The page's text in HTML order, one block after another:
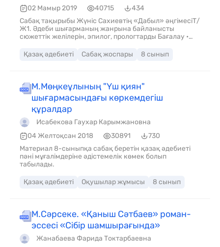
02 Мамыр 2019
40715
434
Сабақ тақырыбы Жүніс Сахиевтің «Дабыл» әңгімесіТ/
Ж1. Әдеби шығарманың жанрына байланысты
сюжеттік желілерін, эпилог, прологтарды Бағалау •
алады. • Эпилог, прологтарды анықтайды.
Қазақ әдебиеті Сабақ жоспары 8 сынып
М.Мөңкеұлының "Үш қиян"
шығармасындағы көркемдегіш
құралдар
Исабекова Гаухар Карымжановна
04 Желтоқсан 2018
30891
730
Материал 8-сыныпқа сабақ беретін қазақ әдебиеті
пәні мұғалімдеріне әдістемелік көмек болып
табылады.
Қазақ әдебиеті Оқушылар жұмысы 8 сынып
М.Сәрсеке. «Қаныш Сәтбаев» роман-
эссесі «Сібір шамшырағында»
Жанабаева Фарида Токтарбаевна